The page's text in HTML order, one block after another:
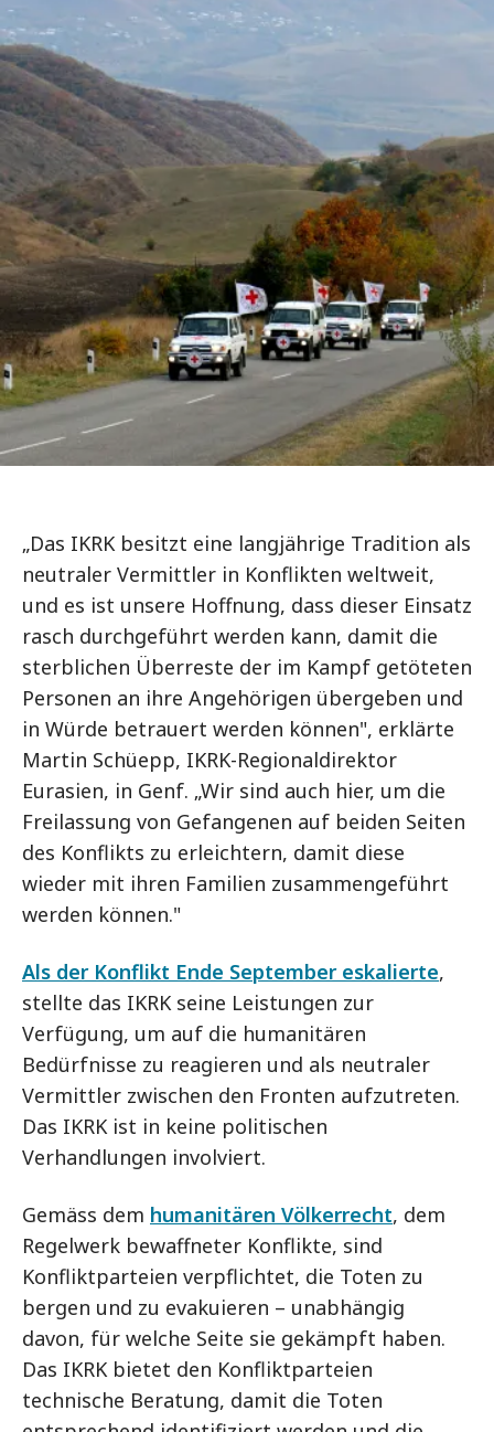
„Das IKRK besitzt eine langjährige Tradition als
neutraler Vermittler in Konflikten weltweit,
und es ist unsere Hoffnung, dass dieser Einsatz
rasch durchgeführt werden kann, damit die
sterblichen Überreste der im Kampf getöteten
Personen an ihre Angehörigen übergeben und
in Würde betrauert werden können", erklärte
Martin Schüepp, IKRK-Regionaldirektor
Eurasien, in Genf. „Wir sind auch hier, um die
Freilassung von Gefangenen auf beiden Seiten
des Konflikts zu erleichtern, damit diese
wieder mit ihren Familien zusammengeführt
werden können."
Als der Konflikt Ende September eskalierte,
stellte das IKRK seine Leistungen zur
Verfügung, um auf die humanitären
Bedürfnisse zu reagieren und als neutraler
Vermittler zwischen den Fronten aufzutreten.
Das IKRK ist in keine politischen
Verhandlungen involviert.
Gemäss dem humanitären Völkerrecht, dem
Regelwerk bewaffneter Konflikte, sind
Konfliktparteien verpflichtet, die Toten zu
bergen und zu evakuieren – unabhängig
davon, für welche Seite sie gekämpft haben.
Das IKRK bietet den Konfliktparteien
technische Beratung, damit die Toten